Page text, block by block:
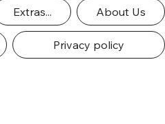
Extras... About Us
Privacy policy